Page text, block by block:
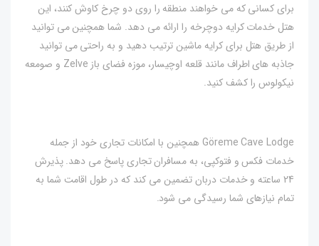
برای کسانی که می خواهند منطقه را روی دو چرخ کاوش کنند، این
هتل خدمات کرایه دوچرخه را ارائه می دهد. شما همچنین می توانید
از طریق هتل برای کرایه ماشین ترتیب دهید و به راحتی می توانید
جاذبه های اطراف مانند قلعه اوچیسار، موزه فضای باز Zelve و صومعه
نیکولوس را کشف کنید.
Göreme Cave Lodge همچنین با امکانات تجاری خود از جمله
خدمات فکس و فتوکپی، به مسافران تجاری پاسخ می دهد. پذیرش
24 ساعته و خدمات دربان تضمین می کند که در طول اقامت شما به
تمام نیازهای شما رسیدگی می شود.